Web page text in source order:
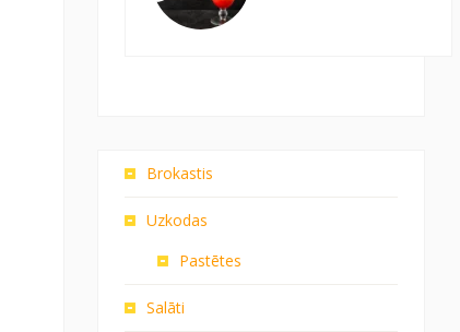
Brokastis
Uzkodas
Pastētes
Salāti